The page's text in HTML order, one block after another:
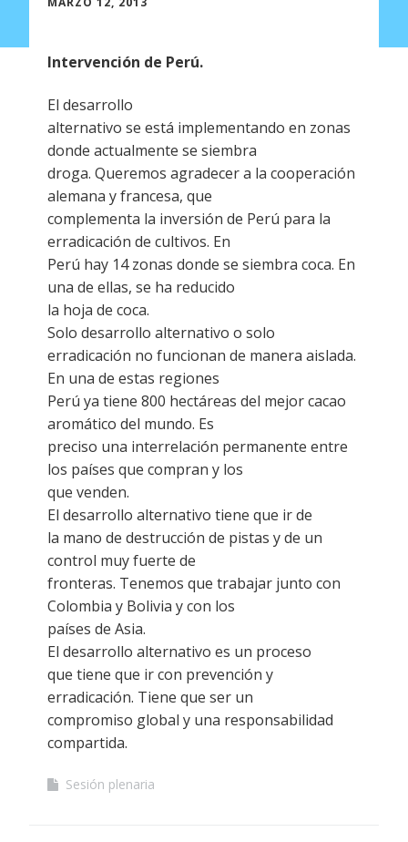
Intervención de Perú.
El desarrollo
alternativo se está implementando en zonas
donde actualmente se siembra
droga. Queremos agradecer a la cooperación
alemana y francesa, que
complementa la inversión de Perú para la
erradicación de cultivos. En
Perú hay 14 zonas donde se siembra coca. En
una de ellas, se ha reducido
la hoja de coca.
Solo desarrollo alternativo o solo
erradicación no funcionan de manera aislada.
En una de estas regiones
Perú ya tiene 800 hectáreas del mejor cacao
aromático del mundo. Es
preciso una interrelación permanente entre
los países que compran y los
que venden.
El desarrollo alternativo tiene que ir de
la mano de destrucción de pistas y de un
control muy fuerte de
fronteras. Tenemos que trabajar junto con
Colombia y Bolivia y con los
países de Asia.
El desarrollo alternativo es un proceso
que tiene que ir con prevención y
erradicación. Tiene que ser un
compromiso global y una responsabilidad
compartida.
Sesión plenaria